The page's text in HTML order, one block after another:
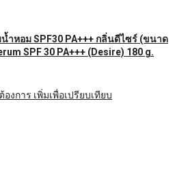
ำหอม SPF30 PA+++ กลิ่นดีไซร์ (ขนาด
SPF 30 PA+++ (Desire) 180 g.
องการ เพิ่มเพื่อเปรียบเทียบ